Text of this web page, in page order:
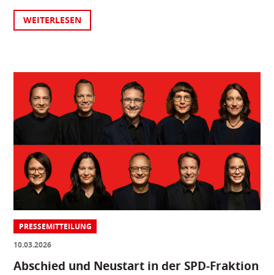
WEITERLESEN
PRESSEMITTEILUNG
10.03.2026
Abschied und Neustart in der SPD-Fraktion